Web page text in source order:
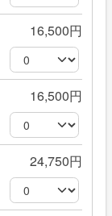
16,500円
16,500円
24,750円